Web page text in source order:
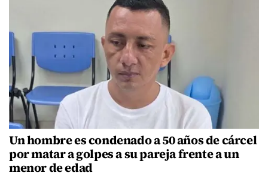
Un hombre es condenado a 50 años de cárcel
por matar a golpes a su pareja frente a un
menor de edad